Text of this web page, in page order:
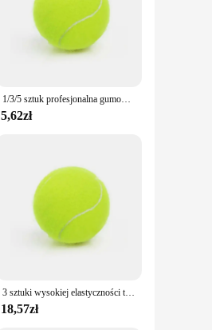
1/3/5 sztuk profesjonalna gumowa piłka tenisowa piłka o wysokiej wytrzymałości klub tenisowy ćwiczenia konkursowe praktyka do szkolenia
5,62zł
3 sztuki wysokiej elastyczności tenisowe profesjonalne trening tenis piłka do gry pościg dla psów na świeżym powietrzu i piłka tenisowa 63mm
18,57zł